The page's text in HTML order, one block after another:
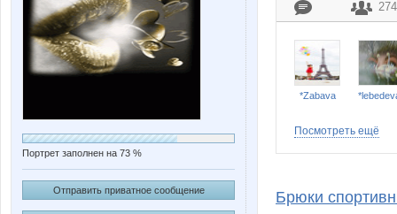
Портрет заполнен на 73 %
Отправить приватное сообщение
274
*Zabava
Посмотреть ещё
Брюки